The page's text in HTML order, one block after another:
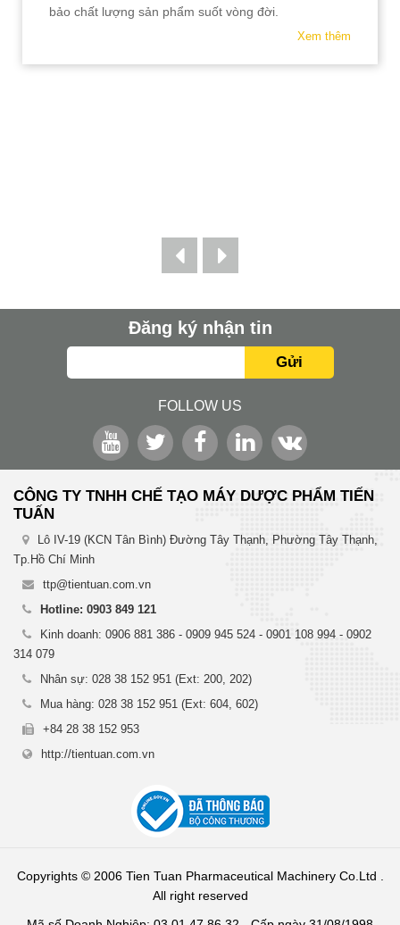
bảo chất lượng sản phẩm suốt vòng đời.
Xem thêm
Đăng ký nhận tin
Gửi
FOLLOW US
CÔNG TY TNHH CHẾ TẠO MÁY DƯỢC PHẨM TIẾN
TUẤN
Lô IV-19 (KCN Tân Bình) Đường Tây Thạnh, Phường Tây Thạnh,
Tp.Hồ Chí Minh
ttp@tientuan.com.vn
Hotline: 0903 849 121
Kinh doanh: 0906 881 386 - 0909 945 524 - 0901 108 994 - 0902
314 079
Nhân sự: 028 38 152 951 (Ext: 200, 202)
Mua hàng: 028 38 152 951 (Ext: 604, 602)
+84 28 38 152 953
http://tientuan.com.vn
Copyrights © 2006 Tien Tuan Pharmaceutical Machinery Co.Ltd .
All right reserved